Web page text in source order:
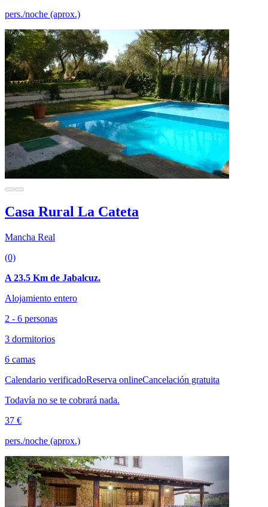
pers./noche (aprox.)
Casa Rural La Cateta
Mancha Real
(0)
A 23.5 Km de Jabalcuz.
Alojamiento entero
2 - 6 personas
3 dormitorios
6 camas
Calendario verificadoReserva onlineCancelación gratuita
Todavía no se te cobrará nada.
37 €
pers./noche (aprox.)